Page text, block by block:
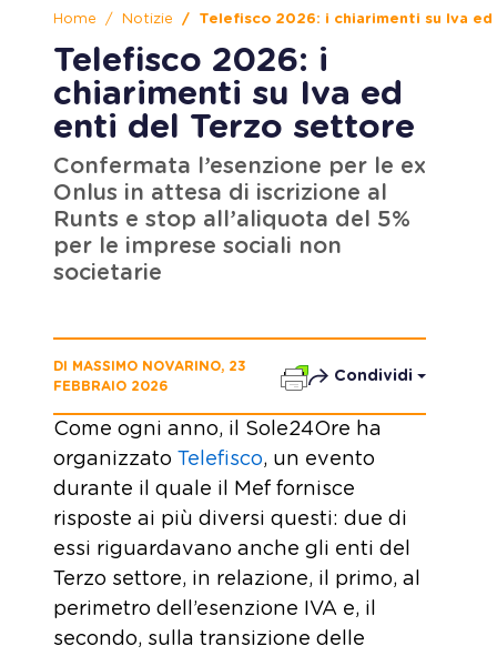
Home Notizie Telefisco 2026: i chiarimenti su Iva
Telefisco 2026: i
chiarimenti su Iva ed
enti del Terzo settore
Confermata l’esenzione per le ex
Onlus in attesa di iscrizione al
Runts e stop all’aliquota del 5%
per le imprese sociali non
societarie
DI MASSIMO NOVARINO, 23
FEBBRAIO 2026
Condividi
Come ogni anno, il Sole24Ore ha
organizzato Telefisco, un evento
durante il quale il Mef fornisce
risposte ai più diversi questi: due di
essi riguardavano anche gli enti del
Terzo settore, in relazione, il primo, al
perimetro dell’esenzione IVA e, il
secondo, sulla transizione delle